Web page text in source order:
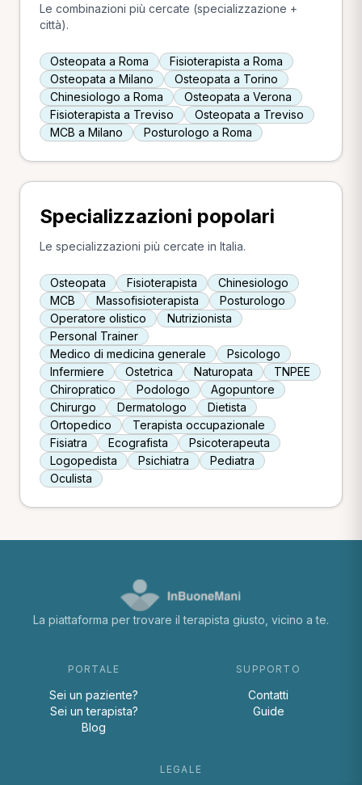
Le combinazioni più cercate (specializzazione +
città).
Osteopata a Roma
Fisioterapista a Roma
Osteopata a Milano
Osteopata a Torino
Chinesiologo a Roma
Osteopata a Verona
Fisioterapista a Treviso
Osteopata a Treviso
MCB a Milano
Posturologo a Roma
Specializzazioni popolari
Le specializzazioni più cercate in Italia.
Osteopata Fisioterapista
Chinesiologo
MCB
Massofisioterapista
Posturologo
Operatore olistico
Nutrizionista
Personal Trainer
Medico di medicina generale
Psicologo
Infermiere
Ostetrica Naturopata
TNPEE
Chiropratico
Podologo
Agopuntore
Chirurgo
Dermatologo
Dietista
Ortopedico
Terapista occupazionale
Fisiatra
Ecografista
Psicoterapeuta
Logopedista
Psichiatra
Pediatra
Oculista
La piattaforma per trovare il terapista giusto, vicino a te.
PORTALE
Sei un paziente?
Sei un terapista?
Blog
SUPPORTO
Contatti
Guide
LEGALE